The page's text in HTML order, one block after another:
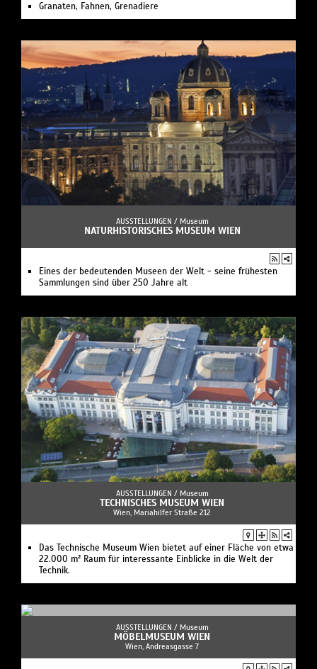
Granaten, Fahnen, Grenadiere
AUSSTELLUNGEN / Museum
NATURHISTORISCHES MUSEUM WIEN
Eines der bedeutenden Museen der Welt - seine frühesten
Sammlungen sind über 250 Jahre alt
AUSSTELLUNGEN / Museum
TECHNISCHES MUSEUM WIEN
Wien, Mariahilfer Straße 212
Das Technische Museum Wien bietet auf einer Fläche von etwa
22.000 m² Raum für interessante Einblicke in die Welt der
Technik.
AUSSTELLUNGEN / Museum
MÖBELMUSEUM WIEN
Wien, Andreasgasse 7